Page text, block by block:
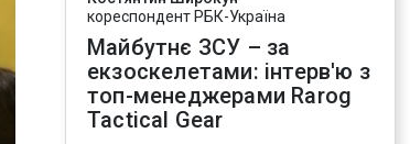
кореспондент РБК-Україна
Майбутнє ЗСУ – за
екзоскелетами: інтерв'ю з
топ-менеджерами Rarog
Tactical Gear